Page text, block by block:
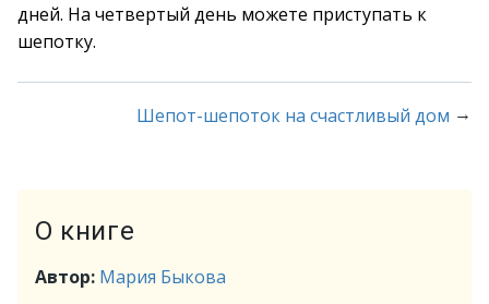
дней. На четвертый день можете приступать к
шепотку.
Шепот-шепоток на счастливый дом →
О книге
Автор: Мария Быкова